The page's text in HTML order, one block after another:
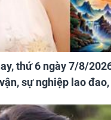
thứ 6 ngày 7/8/
sự nghiệp lao